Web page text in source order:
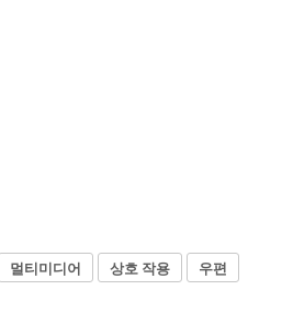
멀티미디어 상호 작용
우편